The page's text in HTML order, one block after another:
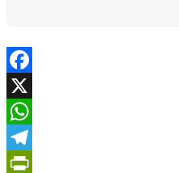
Facebook
X
WhatsApp
Telegram